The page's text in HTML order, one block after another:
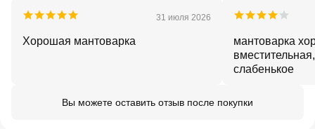
31 июля 2026
Хорошая мантоварка
мантоварка
слабенькое
Вы можете оставить отзыв после покупки